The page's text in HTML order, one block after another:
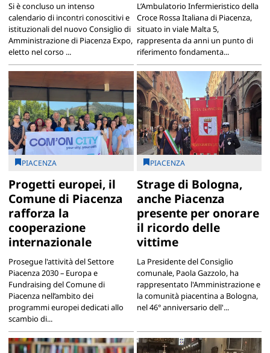
Si è concluso un intenso
calendario di incontri conoscitivi e
istituzionali del nuovo Consiglio di
Amministrazione di Piacenza Expo,
eletto nel corso ...
L’Ambulatorio Infermieristico della
Croce Rossa Italiana di Piacenza,
situato in viale Malta 5,
rappresenta da anni un punto di
riferimento fondamenta...
PIACENZA
Progetti europei, il
Comune di Piacenza
rafforza la
cooperazione
internazionale
Prosegue l'attività del Settore
Piacenza 2030 – Europa e
Fundraising del Comune di
Piacenza nell’ambito dei
programmi europei dedicati allo
scambio di...
PIACENZA
Strage di Bologna,
anche Piacenza
presente per onorare
il ricordo delle
vittime
La Presidente del Consiglio
comunale, Paola Gazzolo, ha
rappresentato l'Amministrazione e
la comunità piacentina a Bologna,
nel 46° anniversario dell'...